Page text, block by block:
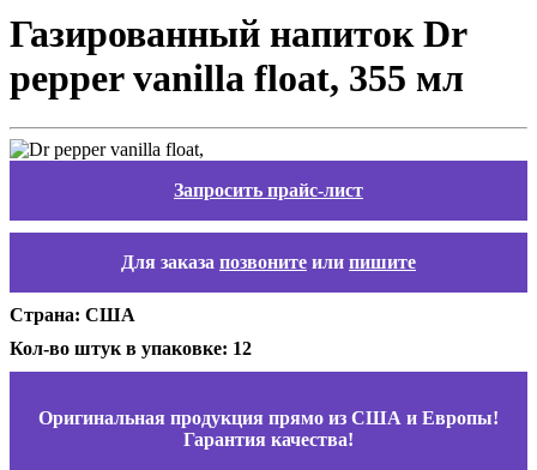
Газированный напиток Dr
pepper vanilla float, 355 мл
Запросить прайс-лист
Для заказа позвоните или пишите
Страна: США
Кол-во штук в упаковке: 12
Оригинальная продукция прямо из США и Европы!
Гарантия качества!